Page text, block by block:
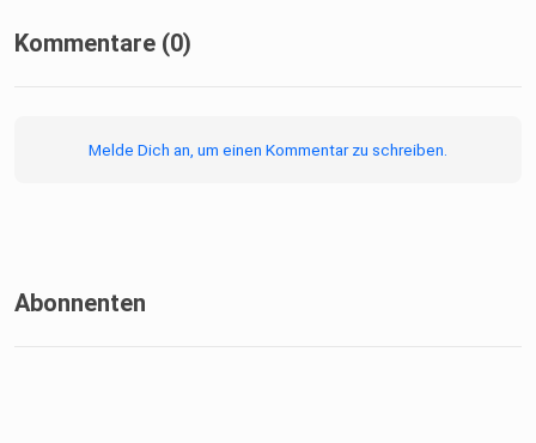
Kommentare (0)
Melde Dich an, um einen Kommentar zu schreiben.
Abonnenten